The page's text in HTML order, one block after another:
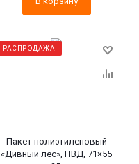
РАСПРОДАЖА
Пакет полиэтиленовый
«Дивный лес», ПВД, 71×55